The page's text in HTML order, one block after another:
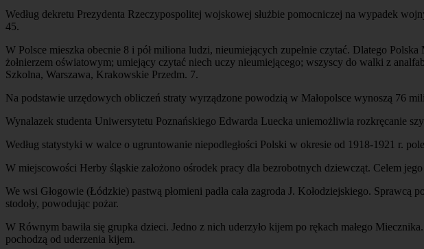
Według dekretu Prezydenta Rzeczypospolitej wojskowej służbie pomocniczej na wypadek
45.
W Polsce mieszka obecnie 8 i pół miliona ludzi, nieumiejących zupełnie czytać. Dlatego
żołnierzem oświatowym; umiejący czytać niech uczy nieumiejącego; wszyscy do walki z
Szkolna, Warszawa, Krakowskie Przedm. 7.
Na podstawie urzędowych obliczeń straty wyrządzone powodzią w Małopolsce wynoszą 76
Wynalazek studenta Uniwersytetu Poznańskiego Edwarda Luecka uniemożliwia rozkręcanie
Według statystyki w walce o ugruntowanie niepodległości Polski w okresie od 1918-1921 r.
W miejscowości Herby śląskie założono ośrodek pracy dla bezrobotnych dziewcząt. Celem
We wsi Głogowie (Łódzkie) pastwą płomieni padła cała zagroda J. Kołodziejskiego.
stodoły, powodując pożar.
W Równym bawiła się grupka dzieci. Jedno z nich uderzyło kijem po rękach małego
pochodzą od uderzenia kijem.